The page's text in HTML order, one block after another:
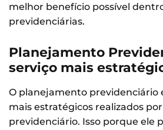
melhor benefício possível
previdenciárias.
Planejamento
serviço mais
O planejamento previdenciário
mais estratégicos realizados
previdenciário. Isso porque ele